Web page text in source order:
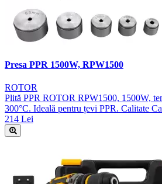
Presa PPR 1500W, RPW1500
ROTOR
Plită PPR ROTOR RPW1500, 1500W,
300°C. Ideală pentru țevi PPR. Calitate
214 Lei